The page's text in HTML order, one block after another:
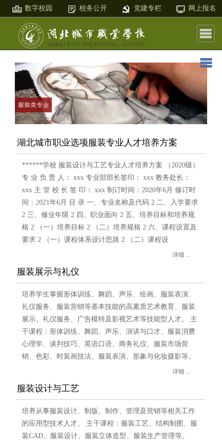
数字校园 校务公开 党建专栏 网上报名
湖北城市职业选项服装专业人才培养方案
******学校 服装设计与工艺专业人才培养方案 （2020级）
专 业 负 责 人： xxx 专业部部长签印： xxx 教务处长：
xxx 主 管 校 长 签 印： xxx 制订时间：2020年6月 修订时
间：2021年6月 目 录 一、专业名称及代码 2 二、入学要求
2 三、修业年限 2 四、职业面向 2 五、培养目标和培养规
格 2 （一）培养目标 2 （二）培养规格 2 六、课程设置及
要求 2 （一）课程体系设计思路 2 （二）课程设
详细 ...
服装展示与礼仪
培养学生掌握形体训练、舞蹈、声乐、绘画、服装表演、
礼仪服务、服装营销等基本技能的高素质艺术教育、服装
展示、礼仪服务、广告模特及影视艺术等技能型人才。 主
干课程：形体训练、舞蹈、声乐、演讲与口才、服装消费
心理学、谈判技巧、英语口语、商务礼仪、服装市场营
销、色彩、时装画技法、服装表演、形象与化妆摄影等。
详细 ...
服装设计与工艺
培养从事服装设计、制版、制作、管理及营销等相关工作
的应用型技术人才。 主干课程：服装工艺、结构制图、服
装CAD、服装设计、服装立体造型、服装生产管理等。